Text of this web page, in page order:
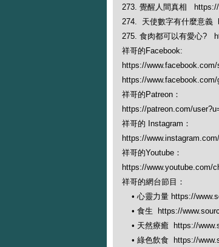
273. 覺醒人間真相 https://
274. 天使數字有什麼意義
275. 食肉都可以有愛心?
祥哥的Facebook:
https://
https://www.facebook.com/
祥哥的Patreon：
https://patreon.com/
祥哥的 Instagram：
https://
祥哥的Youtube：
https://www.youtube.com/
祥哥的網台節目：
• 心靈力量 https://
• 食生 https://
• 天然療癒 https://
• 綠色飲食 https://